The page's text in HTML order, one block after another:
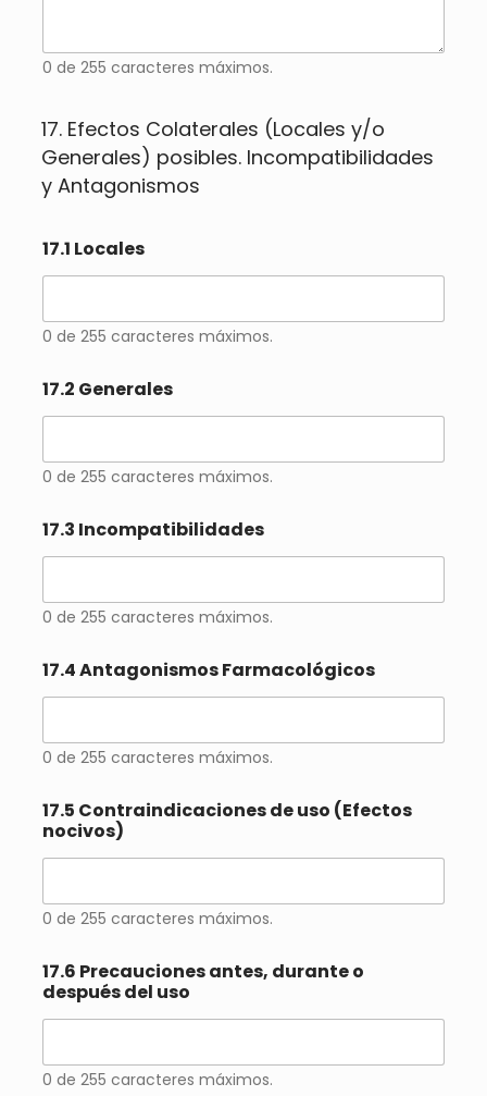
0 de 255 caracteres máximos.
17. Efectos Colaterales (Locales y/o
Generales) posibles. Incompatibilidades
y Antagonismos
17.1 Locales
0 de 255 caracteres máximos.
17.2 Generales
0 de 255 caracteres máximos.
17.3 Incompatibilidades
0 de 255 caracteres máximos.
17.4 Antagonismos Farmacológicos
0 de 255 caracteres máximos.
17.5 Contraindicaciones de uso (Efectos
nocivos)
0 de 255 caracteres máximos.
17.6 Precauciones antes, durante o
después del uso
0 de 255 caracteres máximos.